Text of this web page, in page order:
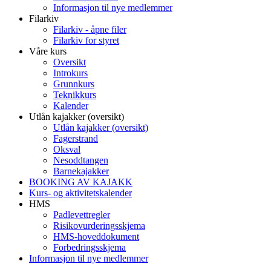
Informasjon til nye medlemmer
Filarkiv
Filarkiv - åpne filer
Filarkiv for styret
Våre kurs
Oversikt
Introkurs
Grunnkurs
Teknikkurs
Kalender
Utlån kajakker (oversikt)
Utlån kajakker (oversikt)
Fagerstrand
Oksval
Nesoddtangen
Barnekajakker
BOOKING AV KAJAKK
Kurs- og aktivitetskalender
HMS
Padlevettregler
Risikovurderingsskjema
HMS-hoveddokument
Forbedringsskjema
Informasjon til nye medlemmer